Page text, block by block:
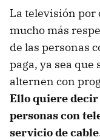
La televisión por
mucho más
de las personas
paga, ya sea que
alternen con
Ello quiere decir
personas con
servicio de cable